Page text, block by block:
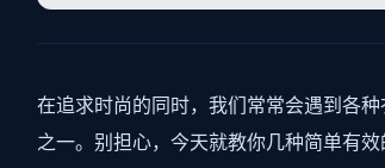
在追求时尚的同时，我们常常会遇到各
之一。别担心，今天就教你几种简单有效